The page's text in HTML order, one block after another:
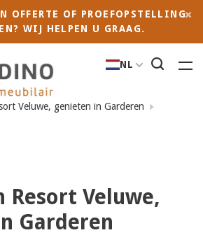
OFFERTE OF PROEFOPSTELLING
WIJ HELPEN U GRAAG.
NL
Veluwe, genieten in Garderen
Resort Veluwe,
Garderen